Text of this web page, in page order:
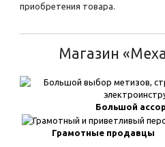
приобретения товара.
Магазин
Большой
Грамотные продавцы